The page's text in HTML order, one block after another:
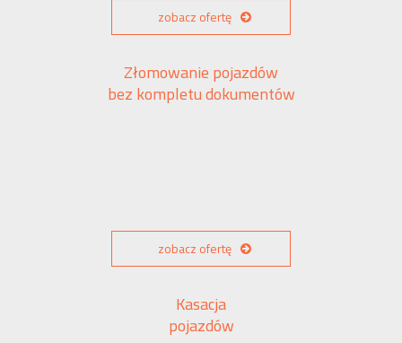
zobacz ofertę
Złomowanie pojazdów
bez kompletu dokumentów
zobacz ofertę
Kasacja
pojazdów